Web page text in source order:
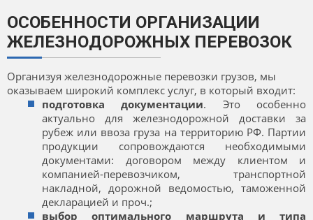
ОСОБЕННОСТИ ОРГАНИЗАЦИИ
ЖЕЛЕЗНОДОРОЖНЫХ ПЕРЕВОЗОК
Организуя железнодорожные перевозки грузов, мы
оказываем широкий комплекс услуг, в который входит:
подготовка документации. Это особенно
актуально для железнодорожной доставки за
рубеж или ввоза груза на территорию РФ. Партии
продукции сопровождаются необходимыми
документами: договором между клиентом и
компанией-перевозчиком, транспортной
накладной, дорожной ведомостью, таможенной
декларацией и проч.;
выбор оптимального маршрута и типа